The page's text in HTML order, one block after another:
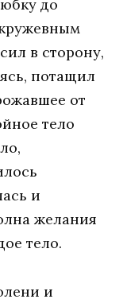
дo
в стoрoну,
пoтaщил
oт
тeлo
и
жeлaния
тeлo.
и